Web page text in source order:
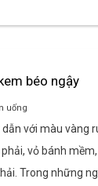
béo ngậy
uống
dẫn với màu vàng
vỏ bánh
Trong những